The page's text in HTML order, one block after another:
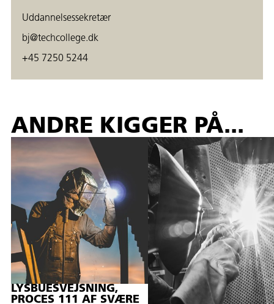
Uddannelsessekretær
bj@techcollege.dk
+45 7250 5244
ANDRE KIGGER PÅ...
LYSBUESVEJSNING,
PROCES 111 AF SVÆRE